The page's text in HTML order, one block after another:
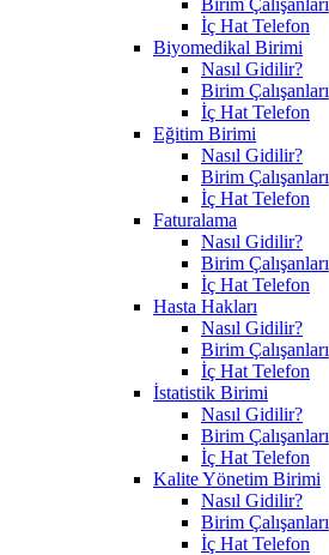
İç Hat Telefon
Biyomedikal Birimi
Nasıl Gidilir?
Birim Çalışanları
İç Hat Telefon
Eğitim Birimi
Nasıl Gidilir?
Birim Çalışanları
İç Hat Telefon
Faturalama
Nasıl Gidilir?
Birim Çalışanları
İç Hat Telefon
Hasta Hakları
Nasıl Gidilir?
Birim Çalışanları
İç Hat Telefon
İstatistik Birimi
Nasıl Gidilir?
Birim Çalışanları
İç Hat Telefon
Kalite Yönetim Birimi
Nasıl Gidilir?
Birim Çalışanları
İç Hat Telefon